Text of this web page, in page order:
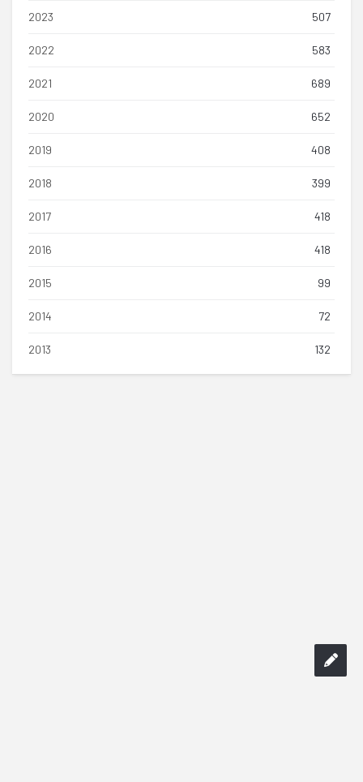
2023 507
2022 583
2021 689
2020 652
2019 408
2018 399
2017 418
2016 418
2015 99
2014 72
2013 132